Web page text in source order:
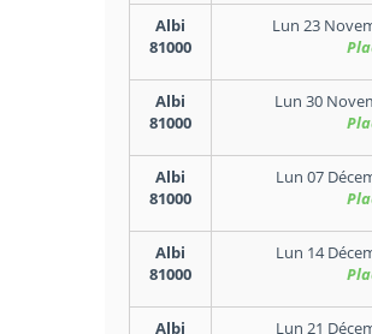
Albi
81000
Lun 23
Albi
81000
Lun 30
Albi
81000
Lun 07
Albi
81000
Lun 14
Albi Lun 21